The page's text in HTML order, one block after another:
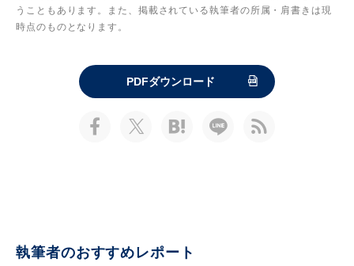
うこともあります。また、掲載されている執筆者の所属・肩書きは現
時点のものとなります。
PDFダウンロード
執筆者のおすすめレポート